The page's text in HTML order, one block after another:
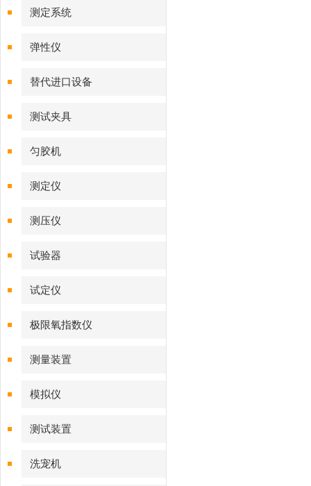
测定系统
弹性仪
替代进口设备
测试夹具
匀胶机
测定仪‌
测压仪
试验器
试定仪
极限氧指数仪
测量装置
模拟仪
测试装置
洗宠机